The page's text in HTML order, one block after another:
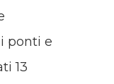
ponti e
13